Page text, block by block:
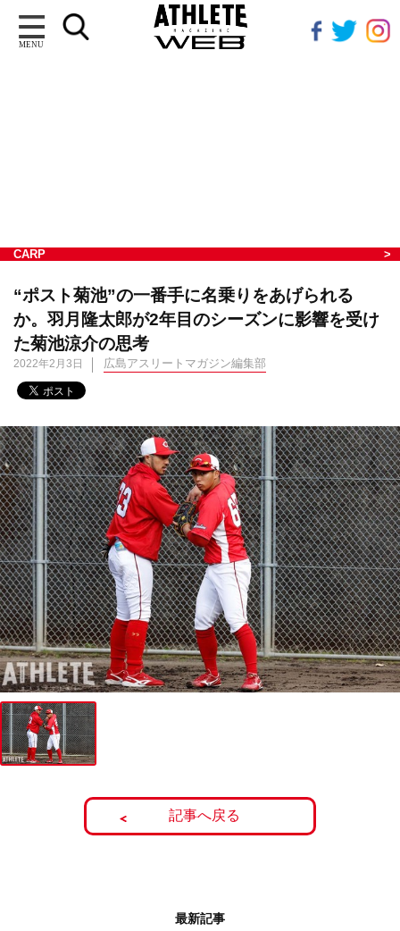
MENU
CARP
“ポスト菊池”の一番手に名乗りをあげられる
か。羽月隆太郎が2年目のシーズンに影響を受け
た菊池涼介の思考
2022年2月3日 広島アスリートマガジン編集部
記事へ戻る
最新記事